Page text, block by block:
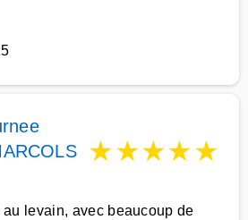
★★★★★
levain, avec beaucoup de